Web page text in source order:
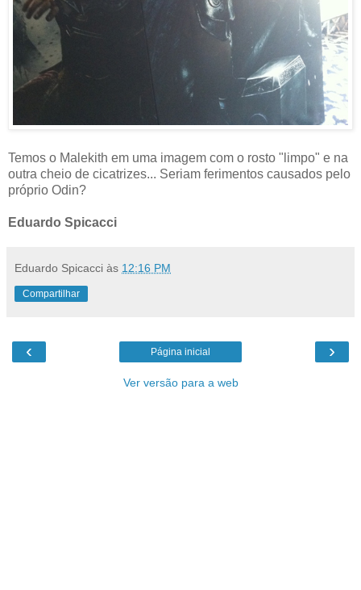
Temos o Malekith em uma imagem com o rosto "limpo" e na
outra cheio de cicatrizes... Seriam ferimentos causados pelo
próprio Odin?
Eduardo Spicacci
Eduardo Spicacci às 12:16 PM
Compartilhar
‹ ›
Página inicial
Ver versão para a web